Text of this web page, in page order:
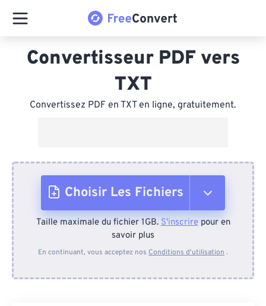
Convertisseur PDF vers
TXT
Convertissez PDF en TXT en ligne, gratuitement.
Choisir Les Fichiers
Depuis l'appareil
Taille maximale du fichier 1GB.S'inscrirepour en
savoir plus
En continuant, vous acceptez nos Conditions d'utilisation .